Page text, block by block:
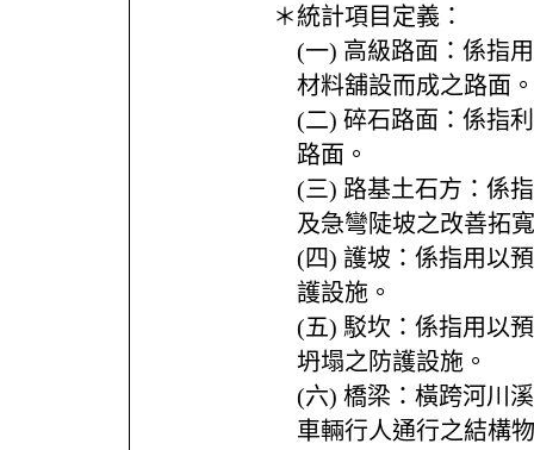
＊統計項目定義：
(一) 高級路面：係指
材料舖設而成之路面。
(二) 碎石路面：係指
路面。
(三) 路基土石方：係
及急彎陡坡之改善拓
(四) 護坡：係指用以
護設施。
(五) 駁坎：係指用以
坍塌之防護設施。
(六) 橋梁：橫跨河川
車輛行人通行之結構